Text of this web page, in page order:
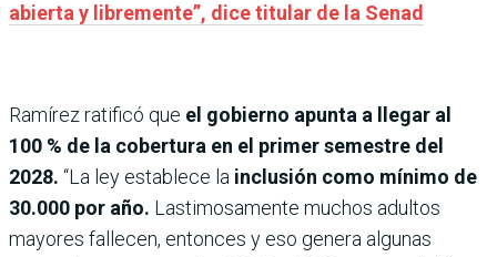
abierta y libremente”, dice titular de la Senad
Ramírez ratificó que el gobierno apunta a llegar al
100 % de la cobertura en el primer semestre del
2028. “La ley establece la inclusión como mínimo de
30.000 por año. Lastimosamente muchos adultos
mayores fallecen, entonces y eso genera algunas